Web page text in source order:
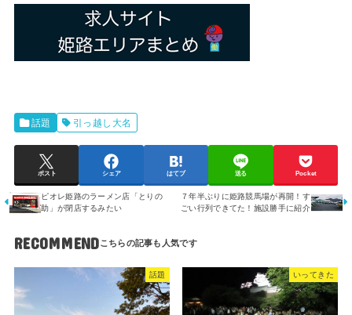
話題 引っ越し大名
ポスト シェア はてブ 送る Pocket
ピオレ姫路のラーメン店「とりの
助」が閉店するみたい
７年半ぶりに姫路競馬場が再開！す
ごい行列できてた！施設勝手に紹介
RECOMMEND
話題 いってきた